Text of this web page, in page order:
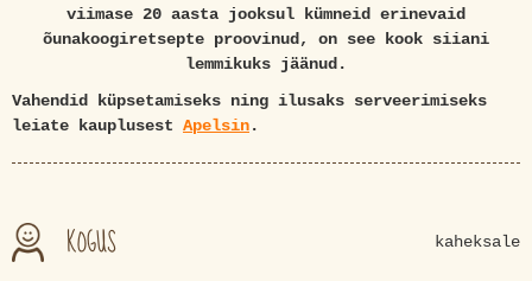
viimase 20 aasta jooksul kümneid erinevaid
õunakoogiretsepte proovinud, on see kook siiani
lemmikuks jäänud.
Vahendid küpsetamiseks ning ilusaks serveerimiseks
leiate kauplusest Apelsin.
KOGUS kaheksale